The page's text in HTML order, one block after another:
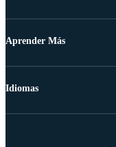
Aprender Más
Idiomas